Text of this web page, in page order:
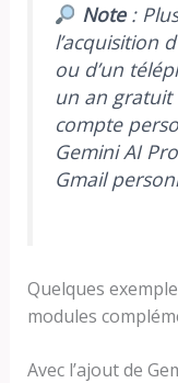
Note:
l’acquisition
ou d’un
un an gratuit
compte
Gemini AI
Gmail
Quelques
modules
Avec l’ajout de